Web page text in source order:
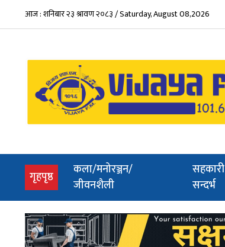
आज : शनिबार २३ श्रावण २०८३ / Saturday, August 08,2026
गृहपृष्ठ(current)कला/मनोरञ्जन/
जीवनशैली
सहकारी
सन्दर्भ